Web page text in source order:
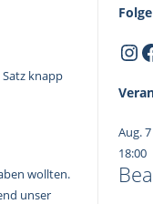
knapp
wollten.
unser
Aug.7
18:00